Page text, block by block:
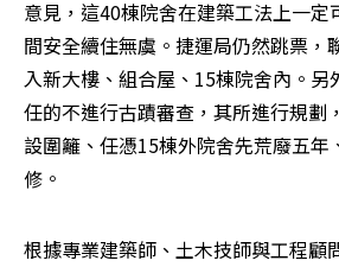
意見，這40棟院舍在建築工法上一定
間安全續住無虞。捷運局仍然跳票，
入新大樓、組合屋、15棟院舍內。另
任的不進行古蹟審查，其所進行規劃
設圍籬、任憑15棟外院舍先荒廢五年
修。
根據專業建築師、土木技師與工程顧